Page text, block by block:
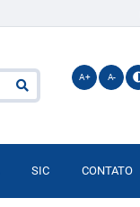
A+ A-
SIC CONTATO